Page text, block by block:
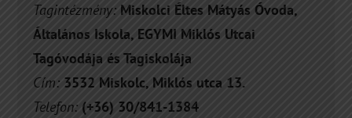
Tagintézmény: Miskolci Éltes Mátyás Óvoda,
Általános Iskola, EGYMI Miklós Utcai
Tagóvodája és Tagiskolája
Cím: 3532 Miskolc, Miklós utca 13.
Telefon: (+36) 30/841-1384